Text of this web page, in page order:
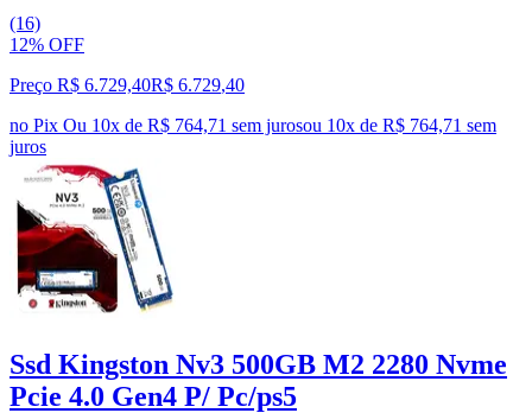
(16)
12% OFF
Preço R$ 6.729,40R$ 6.729,40
no Pix Ou 10x de R$ 764,71 sem jurosou 10x de R$ 764,71 sem
juros
Ssd Kingston Nv3 500GB M2 2280 Nvme
Pcie 4.0 Gen4 P/ Pc/ps5